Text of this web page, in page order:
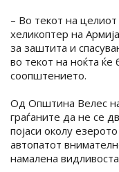
– Во текот на
хеликоптер на
за заштита и
во текот на ноќта
соопштението.
Од Општина Велес на
граѓаните да не се
појаси околу
автопатот
намалена